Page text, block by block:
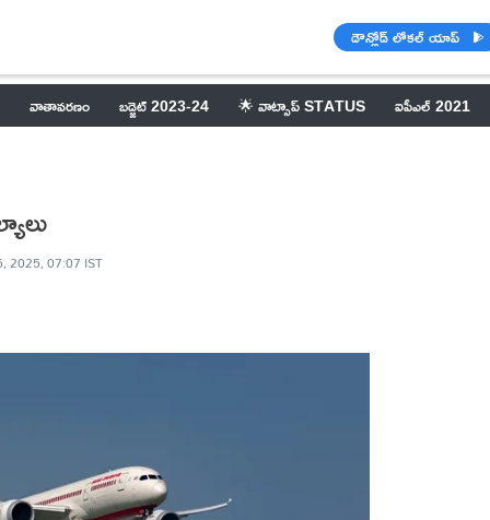
డౌన్లోడ్ లోకల్ యాప్
వాతావరణం బడ్జెట్ 2023-24 🌟 వాట్సాప్ STATUS ఐపీఎల్ 2021
2025, 07:07 IST